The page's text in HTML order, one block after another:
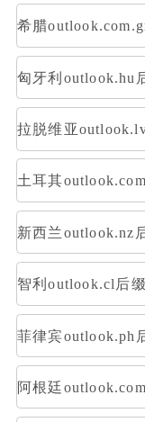
希腊
匈牙利outlook.hu
拉脱维亚
土耳其
新西兰outlook.nz
智利outlook.cl后
菲律宾outlook.ph
阿根廷